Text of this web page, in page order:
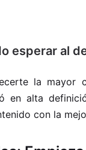
esperar al
la mayor
en alta
con la